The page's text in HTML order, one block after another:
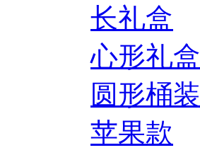
长礼盒
心形礼盒
圆形桶装
苹果款